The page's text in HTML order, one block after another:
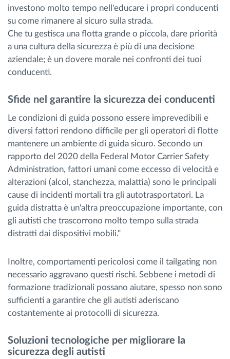
investono molto tempo nell'educare i propri conducenti
su come rimanere al sicuro sulla strada.
Che tu gestisca una flotta grande o piccola, dare priorità
a una cultura della sicurezza è più di una decisione
aziendale; è un dovere morale nei confronti dei tuoi
conducenti.
Sfide nel garantire la sicurezza dei conducenti
Le condizioni di guida possono essere imprevedibili e
diversi fattori rendono difficile per gli operatori di flotte
mantenere un ambiente di guida sicuro. Secondo un
rapporto del 2020 della Federal Motor Carrier Safety
Administration, fattori umani come eccesso di velocità e
alterazioni (alcol, stanchezza, malattia) sono le principali
cause di incidenti mortali tra gli autotrasportatori. La
guida distratta è un'altra preoccupazione importante, con
gli autisti che trascorrono molto tempo sulla strada
distratti dai dispositivi mobili."
Inoltre, comportamenti pericolosi come il tailgating non
necessario aggravano questi rischi. Sebbene i metodi di
formazione tradizionali possano aiutare, spesso non sono
sufficienti a garantire che gli autisti aderiscano
costantemente ai protocolli di sicurezza.
Soluzioni tecnologiche per migliorare la
sicurezza degli autisti